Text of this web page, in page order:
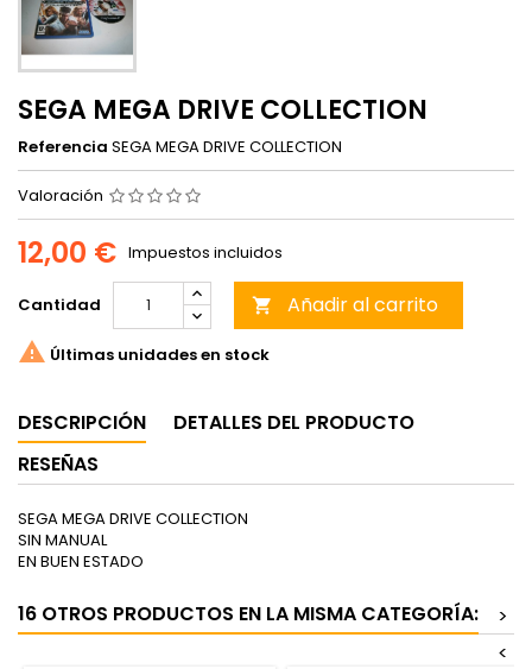
SEGA MEGA DRIVE COLLECTION
Referencia SEGA MEGA DRIVE COLLECTION
Valoración
12,00 € Impuestos incluidos
Cantidad  Añadir al carrito
 Últimas unidades en stock
DESCRIPCIÓN
DETALLES DEL PRODUCTO
RESEÑAS
SEGA MEGA DRIVE COLLECTION
SIN MANUAL
EN BUEN ESTADO
16 OTROS PRODUCTOS EN LA MISMA CATEGORÍA:
>
<